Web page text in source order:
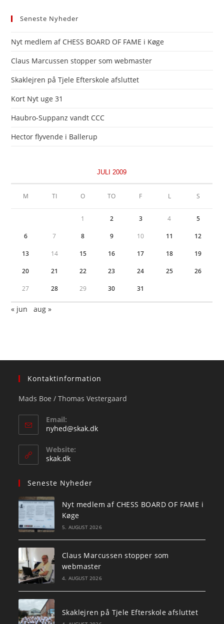
Seneste Nyheder
Nyt medlem af CHESS BOARD OF FAME i Køge
Claus Marcussen stopper som webmaster
Skaklejren på Tjele Efterskole afsluttet
Kort Nyt uge 31
Haubro-Suppanz vandt CCC
Hector flyvende i Ballerup
JULI 2009
M TI O TO F L S
1 2 3 4 5
6 7 8 9 10 11 12
13 14 15 16 17 18 19
20 21 22 23 24 25 26
27 28 29 30 31
« jun aug »
Kontaktinformation
Mads Boe / Thomas Vestergaard
Email:
nyhed@skak.dkOpens
Website:
skak.dk
Seneste Nyheder
Nyt medlem af CHESS BOARD OF FAME i
Køge
5. AUGUST 2026
Claus Marcussen stopper som
webmaster
4. AUGUST 2026
Skaklejren på Tjele Efterskole afsluttet